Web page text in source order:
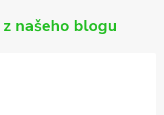
našeho blogu